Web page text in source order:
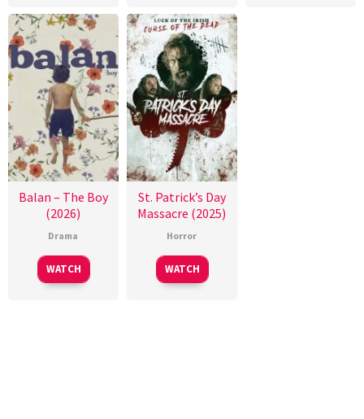
Balan – The Boy
(2026)
Drama
WATCH
St. Patrick’s Day
Massacre (2025)
Horror
WATCH